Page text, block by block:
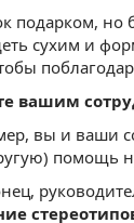
подарком, но
сухим и
вашим
вы и ваши
помощь